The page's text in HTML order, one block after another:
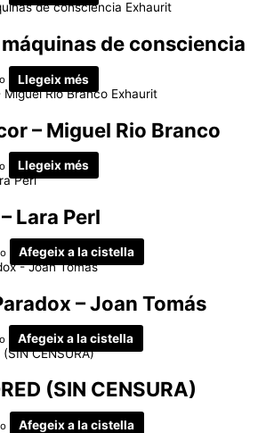
Exhaurit
de consciencia
Llegeix més
Exhaurit
– Miguel Rio Branco
Llegeix més
Lara Perl
Afegeix a la cistella
– Joan Tomás
Afegeix a la cistella
(SIN CENSURA)
Afegeix a la cistella